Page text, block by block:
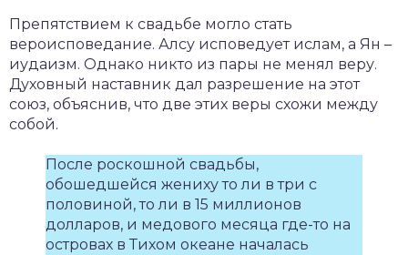
Препятствием к свадьбе могло стать
вероисповедание. Алсу исповедует ислам, а Ян –
иудаизм. Однако никто из пары не менял веру.
Духовный наставник дал разрешение на этот
союз, объяснив, что две этих веры схожи между
собой.
После роскошной свадьбы,
обошедшейся жениху то ли в три с
половиной, то ли в 15 миллионов
долларов, и медового месяца где-то на
островах в Тихом океане началась